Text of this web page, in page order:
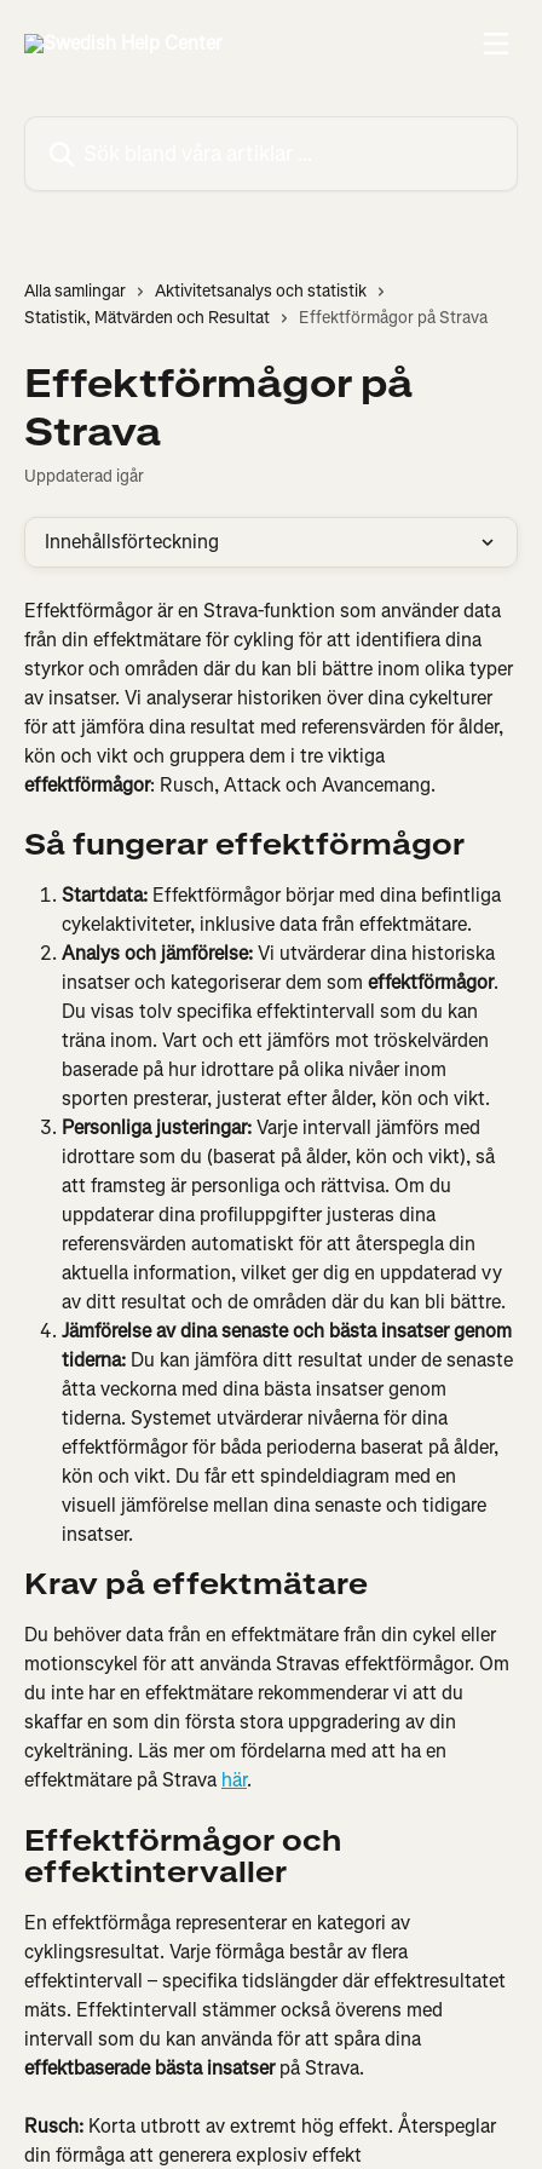
Alla samlingar
Aktivitetsanalys och statistik
Statistik, Mätvärden och Resultat
Effektförmågor på Strava
Effektförmågor på
Strava
Uppdaterad igår
Innehållsförteckning
Effektförmågor är en Strava-funktion som använder data
från din effektmätare för cykling för att identifiera dina
styrkor och områden där du kan bli bättre inom olika typer
av insatser. Vi analyserar historiken över dina cykelturer
för att jämföra dina resultat med referensvärden för ålder,
kön och vikt och gruppera dem i tre viktiga
effektförmågor: Rusch, Attack och Avancemang.
Så fungerar effektförmågor
Startdata: Effektförmågor börjar med dina befintliga
cykelaktiviteter, inklusive data från effektmätare.
Analys och jämförelse: Vi utvärderar dina historiska
insatser och kategoriserar dem som effektförmågor.
Du visas tolv specifika effektintervall som du kan
träna inom. Vart och ett jämförs mot tröskelvärden
baserade på hur idrottare på olika nivåer inom
sporten presterar, justerat efter ålder, kön och vikt.
Personliga justeringar: Varje intervall jämförs med
idrottare som du (baserat på ålder, kön och vikt), så
att framsteg är personliga och rättvisa. Om du
uppdaterar dina profiluppgifter justeras dina
referensvärden automatiskt för att återspegla din
aktuella information, vilket ger dig en uppdaterad vy
av ditt resultat och de områden där du kan bli bättre.
Jämförelse av dina senaste och bästa insatser genom
tiderna: Du kan jämföra ditt resultat under de senaste
åtta veckorna med dina bästa insatser genom
tiderna. Systemet utvärderar nivåerna för dina
effektförmågor för båda perioderna baserat på ålder,
kön och vikt. Du får ett spindeldiagram med en
visuell jämförelse mellan dina senaste och tidigare
insatser.
Krav på effektmätare
Du behöver data från en effektmätare från din cykel eller
motionscykel för att använda Stravas effektförmågor. Om
du inte har en effektmätare rekommenderar vi att du
skaffar en som din första stora uppgradering av din
cykelträning. Läs mer om fördelarna med att ha en
effektmätare på Strava här.
Effektförmågor och
effektintervaller
En effektförmåga representerar en kategori av
cyklingsresultat. Varje förmåga består av flera
effektintervall – specifika tidslängder där effektresultatet
mäts. Effektintervall stämmer också överens med
intervall som du kan använda för att spåra dina
effektbaserade bästa insatser på Strava.
Rusch: Korta utbrott av extremt hög effekt. Återspeglar
din förmåga att generera explosiv effekt